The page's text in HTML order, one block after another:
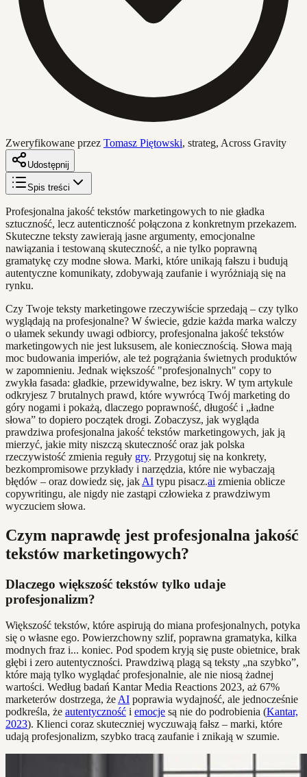
Zweryfikowane przez Tomasz Piętowski, strateg, Across Gravity
Udostępnij
Spis treści
Profesjonalna jakość tekstów marketingowych to nie gładka
sztuczność, lecz autenticzność połączona z konkretnym przekazem.
Skuteczne teksty zawierają jasne argumenty, emocjonalne
nawiązania i testowaną skuteczność, a nie tylko poprawną
gramatykę czy modne słowa. Marki, które unikają fałszu i budują
autentyczne komunikaty, zdobywają zaufanie i wyróżniają się na
rynku.
Czy Twoje teksty marketingowe rzeczywiście sprzedają – czy tylko
wyglądają na profesjonalne? W świecie, gdzie każda marka walczy
o ułamek sekundy uwagi odbiorcy, profesjonalna jakość tekstów
marketingowych nie jest luksusem, ale koniecznością. Słowa mają
moc budowania imperiów, ale też pogrążania świetnych produktów
w zapomnieniu. Jednak większość "profesjonalnych" copy to
zwykła fasada: gładkie, przewidywalne, bez iskry. W tym artykule
odkryjesz 7 brutalnych prawd, które wywrócą Twój marketing do
góry nogami i pokażą, dlaczego poprawność, długość i „ładne
słowa” to dopiero początek drogi. Zobaczysz, jak wygląda
prawdziwa profesjonalna jakość tekstów marketingowych, jak ją
mierzyć, jakie mity niszczą skuteczność oraz jak polska
rzeczywistość zmienia reguły gry. Przygotuj się na konkrety,
bezkompromisowe przykłady i narzędzia, które nie wybaczają
błędów – oraz dowiedz się, jak AI typu pisacz.ai zmienia oblicze
copywritingu, ale nigdy nie zastąpi człowieka z prawdziwym
wyczuciem słowa.
Czym naprawdę jest profesjonalna jakość
tekstów marketingowych?
Dlaczego większość tekstów tylko udaje
profesjonalizm?
Większość tekstów, które aspirują do miana profesjonalnych, potyka
się o własne ego. Powierzchowny szlif, poprawna gramatyka, kilka
modnych fraz i... koniec. Pod spodem kryją się puste obietnice, brak
głębi i zero autentyczności. Prawdziwą plagą są teksty „na szybko”,
które mają tylko wyglądać profesjonalnie, ale nie niosą żadnej
wartości. Według badań Kantar Media Reactions 2023, aż 67%
marketerów dostrzega, że AI poprawia wydajność, ale jednocześnie
podkreśla, że autentyczność i emocje są nie do podrobienia (Kantar,
2023). Klienci coraz skuteczniej wyczuwają fałsz – marki, które
udają profesjonalizm, szybko tracą zaufanie i znikają w szumie.